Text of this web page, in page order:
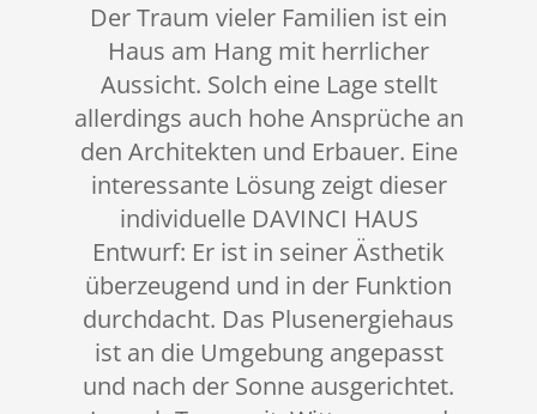
Der Traum vieler Familien ist ein
Haus am Hang mit herrlicher
Aussicht. Solch eine Lage stellt
allerdings auch hohe Ansprüche an
den Architekten und Erbauer. Eine
interessante Lösung zeigt dieser
individuelle DAVINCI HAUS
Entwurf: Er ist in seiner Ästhetik
überzeugend und in der Funktion
durchdacht. Das Plusenergiehaus
ist an die Umgebung angepasst
und nach der Sonne ausgerichtet.